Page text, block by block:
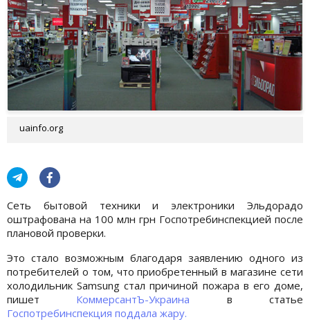
uainfo.org
Сеть бытовой техники и электроники Эльдорадо
оштрафована на 100 млн грн Госпотребинспекцией после
плановой проверки.
Это стало возможным благодаря заявлению одного из
потребителей о том, что приобретенный в магазине сети
холодильник Samsung стал причиной пожара в его доме,
пишет КоммерсантЪ-Украина в статье
Госпотребинспекция поддала жару.